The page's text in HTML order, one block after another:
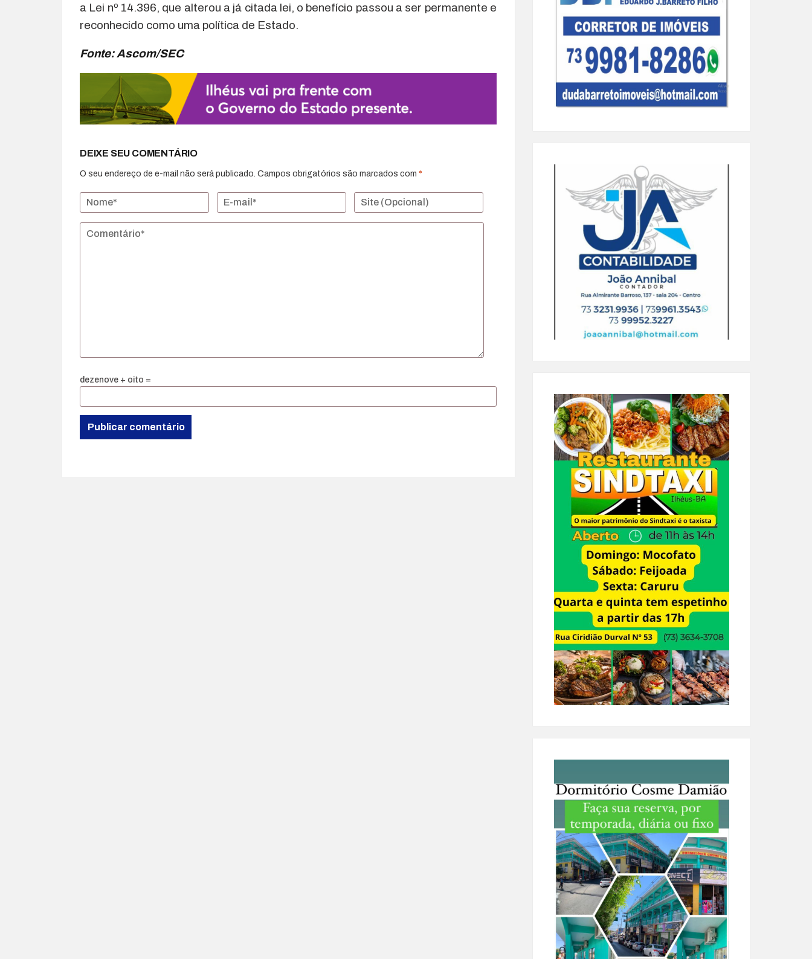
a Lei nº 14.396, que alterou a já citada lei, o benefício passou a ser permanente e
reconhecido como uma política de Estado.
Fonte: Ascom/SEC
DEIXE SEU COMENTÁRIO
O seu endereço de e-mail não será publicado. Campos obrigatórios são marcados com *
dezenove + oito =